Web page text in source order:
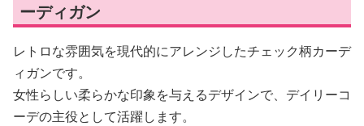
ーディガン
レトロな雰囲気を現代的にアレンジしたチェック柄カーデ
ィガンです。
女性らしい柔らかな印象を与えるデザインで、デイリーコ
ーデの主役として活躍します。